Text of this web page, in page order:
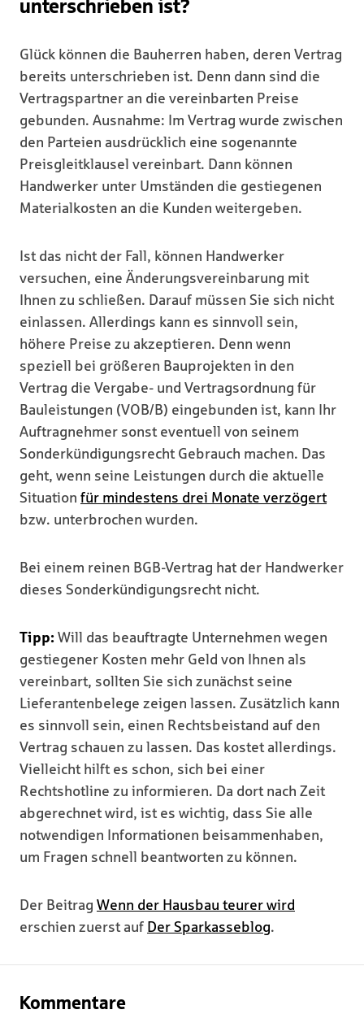
unterschrieben ist?
Glück können die Bauherren haben, deren Vertrag
bereits unterschrieben ist. Denn dann sind die
Vertragspartner an die vereinbarten Preise
gebunden. Ausnahme: Im Vertrag wurde zwischen
den Parteien ausdrücklich eine sogenannte
Preisgleitklausel vereinbart. Dann können
Handwerker unter Umständen die gestiegenen
Materialkosten an die Kunden weitergeben.
Ist das nicht der Fall, können Handwerker
versuchen, eine Änderungsvereinbarung mit
Ihnen zu schließen. Darauf müssen Sie sich nicht
einlassen. Allerdings kann es sinnvoll sein,
höhere Preise zu akzeptieren. Denn wenn
speziell bei größeren Bauprojekten in den
Vertrag die Vergabe- und Vertragsordnung für
Bauleistungen (VOB/B) eingebunden ist, kann Ihr
Auftragnehmer sonst eventuell von seinem
Sonderkündigungsrecht Gebrauch machen. Das
geht, wenn seine Leistungen durch die aktuelle
Situation für mindestens drei Monate verzögert
bzw. unterbrochen wurden.
Bei einem reinen BGB-Vertrag hat der Handwerker
dieses Sonderkündigungsrecht nicht.
Tipp: Will das beauftragte Unternehmen wegen
gestiegener Kosten mehr Geld von Ihnen als
vereinbart, sollten Sie sich zunächst seine
Lieferantenbelege zeigen lassen. Zusätzlich kann
es sinnvoll sein, einen Rechtsbeistand auf den
Vertrag schauen zu lassen. Das kostet allerdings.
Vielleicht hilft es schon, sich bei einer
Rechtshotline zu informieren. Da dort nach Zeit
abgerechnet wird, ist es wichtig, dass Sie alle
notwendigen Informationen beisammenhaben,
um Fragen schnell beantworten zu können.
Der Beitrag Wenn der Hausbau teurer wird
erschien zuerst auf Der Sparkasseblog.
Kommentare